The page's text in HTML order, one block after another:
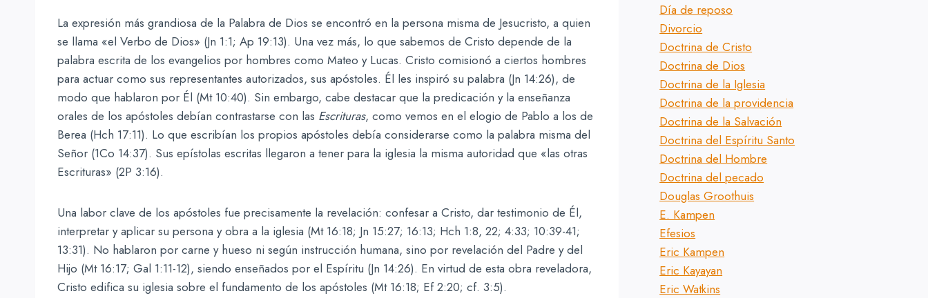
La expresión más grandiosa de la Palabra de Dios se encontró en la persona misma de Jesucristo, a quien
se llama «el Verbo de Dios» (Jn 1:1; Ap 19:13). Una vez más, lo que sabemos de Cristo depende de la
palabra escrita de los evangelios por hombres como Mateo y Lucas. Cristo comisionó a ciertos hombres
para actuar como sus representantes autorizados, sus apóstoles. Él les inspiró su palabra (Jn 14:26), de
modo que hablaron por Él (Mt 10:40). Sin embargo, cabe destacar que la predicación y la enseñanza
orales de los apóstoles debían contrastarse con las Escrituras, como vemos en el elogio de Pablo a los de
Berea (Hch 17:11). Lo que escribían los propios apóstoles debía considerarse como la palabra misma del
Señor (1Co 14:37). Sus epístolas escritas llegaron a tener para la iglesia la misma autoridad que «las otras
Escrituras» (2P 3:16).
Una labor clave de los apóstoles fue precisamente la revelación: confesar a Cristo, dar testimonio de Él,
interpretar y aplicar su persona y obra a la iglesia (Mt 16:18; Jn 15:27; 16:13; Hch 1:8, 22; 4:33; 10:39-41;
13:31). No hablaron por carne y hueso ni según instrucción humana, sino por revelación del Padre y del
Hijo (Mt 16:17; Gal 1:11-12), siendo enseñados por el Espíritu (Jn 14:26). En virtud de esta obra reveladora,
Cristo edifica su iglesia sobre el fundamento de los apóstoles (Mt 16:18; Ef 2:20; cf. 3:5).
Día de reposo
Divorcio
Doctrina de Cristo
Doctrina de Dios
Doctrina de la Iglesia
Doctrina de la providencia
Doctrina de la Salvación
Doctrina del Espíritu Santo
Doctrina del Hombre
Doctrina del pecado
Douglas Groothuis
E. Kampen
Efesios
Eric Kampen
Eric Kayayan
Eric Watkins